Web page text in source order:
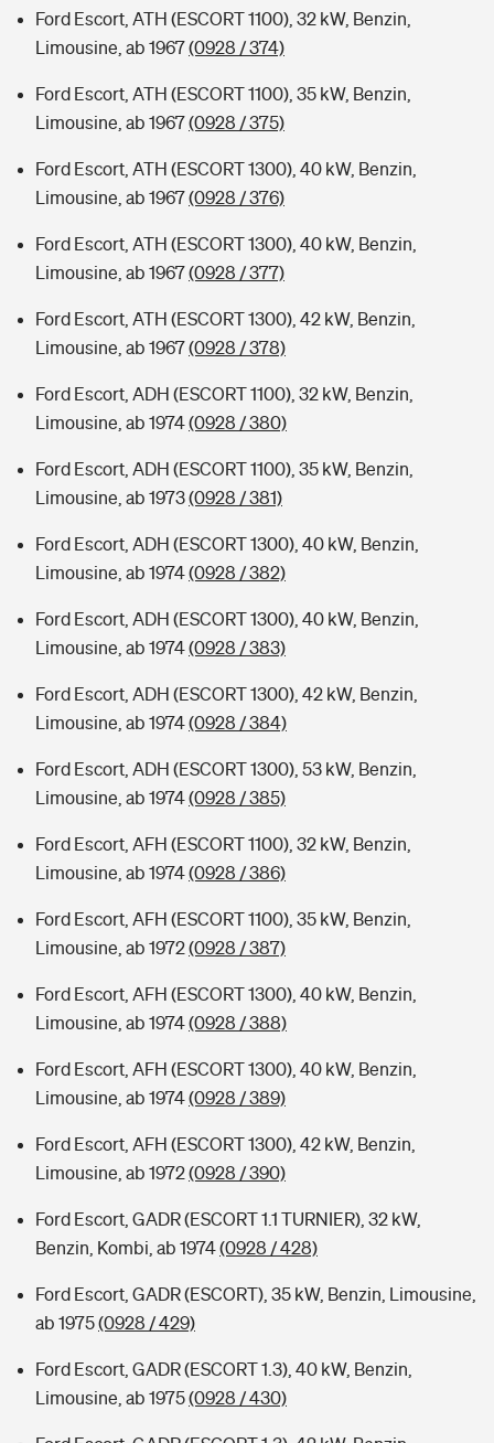
Sie haben Fragen?
Zur Übersicht
Tools
Kinderunfall-Check: Mehr Sicherheit für deine Kids
Sie haben Fragen?
Ford Escort, ATH (ESCORT 1100), 32 kW, Benzin,
Limousine, ab 1967(0928 / 374)
Ford Escort, ATH (ESCORT 1100), 35 kW, Benzin,
Limousine, ab 1967(0928 / 375)
Ford Escort, ATH (ESCORT 1300), 40 kW, Benzin,
Limousine, ab 1967(0928 / 376)
Ford Escort, ATH (ESCORT 1300), 40 kW, Benzin,
Limousine, ab 1967(0928 / 377)
Ford Escort, ATH (ESCORT 1300), 42 kW, Benzin,
Limousine, ab 1967(0928 / 378)
Ford Escort, ADH (ESCORT 1100), 32 kW, Benzin,
Limousine, ab 1974(0928 / 380)
Ford Escort, ADH (ESCORT 1100), 35 kW, Benzin,
Limousine, ab 1973(0928 / 381)
Ford Escort, ADH (ESCORT 1300), 40 kW, Benzin,
Limousine, ab 1974(0928 / 382)
Ford Escort, ADH (ESCORT 1300), 40 kW, Benzin,
Limousine, ab 1974(0928 / 383)
Ford Escort, ADH (ESCORT 1300), 42 kW, Benzin,
Limousine, ab 1974(0928 / 384)
Ford Escort, ADH (ESCORT 1300), 53 kW, Benzin,
Limousine, ab 1974(0928 / 385)
Ford Escort, AFH (ESCORT 1100), 32 kW, Benzin,
Limousine, ab 1974(0928 / 386)
Ford Escort, AFH (ESCORT 1100), 35 kW, Benzin,
Limousine, ab 1972(0928 / 387)
Ford Escort, AFH (ESCORT 1300), 40 kW, Benzin,
Limousine, ab 1974(0928 / 388)
Ford Escort, AFH (ESCORT 1300), 40 kW, Benzin,
Limousine, ab 1974(0928 / 389)
Ford Escort, AFH (ESCORT 1300), 42 kW, Benzin,
Limousine, ab 1972(0928 / 390)
Ford Escort, GADR (ESCORT 1.1 TURNIER), 32 kW,
Benzin, Kombi, ab 1974(0928 / 428)
Ford Escort, GADR (ESCORT), 35 kW, Benzin, Limousine,
ab 1975(0928 / 429)
Ford Escort, GADR (ESCORT 1.3), 40 kW, Benzin,
Limousine, ab 1975(0928 / 430)